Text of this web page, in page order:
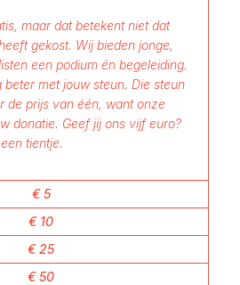
maar dat betekent niet dat
gekost. Wij bieden jonge,
een podium én begeleiding.
beter met jouw steun. Die steun
de prijs van één, want onze
donatie. Geef jij ons vijf euro?
tientje.
€ 5
€ 10
€ 25
€ 50